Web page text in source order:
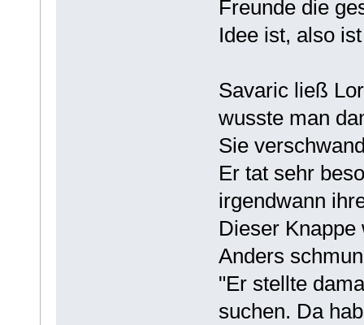
Freunde die
Idee ist, also
Savaric ließ
wusste man
Sie
Er tat sehr
irgendwann
Dieser Knappe
Anders
"Er stellte
suchen. Da